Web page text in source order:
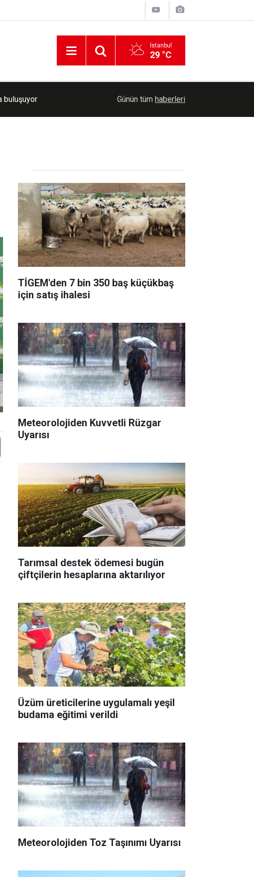
İstanbul
29 °C
Adana’da göçük altında kalan işçi hayatını
Günün tüm haberleri
TİGEM'den 7 bin 350 baş küçükbaş
için satış ihalesi
Meteorolojiden Kuvvetli Rüzgar
Uyarısı
Tarımsal destek ödemesi bugün
çiftçilerin hesaplarına aktarılıyor
Üzüm üreticilerine uygulamalı yeşil
budama eğitimi verildi
Meteorolojiden Toz Taşınımı Uyarısı